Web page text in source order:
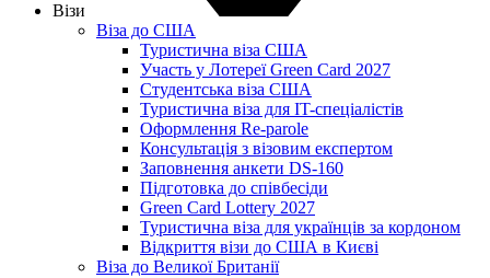
Візи
Віза до США
Туристична віза США
Участь у Лотереї Green Card 2027
Студентська віза США
Туристична віза для IT-спеціалістів
Оформлення Re-parole
Консультація з візовим експертом
Заповнення анкети DS-160
Підготовка до співбесіди
Green Card Lottery 2027
Туристична віза для українців за кордоном
Відкриття візи до США в Києві
Віза до Великої Британії